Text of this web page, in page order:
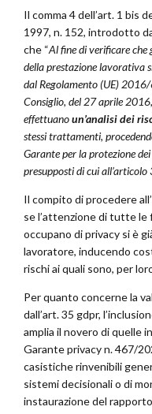
Il comma 4 dell’art. 1 bis
1997, n. 152, introdotto
che “Al fine di verificare
della prestazione lavorativa
dal Regolamento (UE)
Consiglio, del 27 aprile
effettuanoun’analisi dei
stessi trattamenti,
Garante per la protezione
presupposti di cui
Il compito di procedere
se l’attenzione di tutte le
occupano di privacy si è
lavoratore, inducendo
rischi ai quali sono, per
Per quanto concerne la
dall’art. 35 gdpr,
amplia il novero di quelle
Garante privacy n. 467/
casistiche rinvenibili
sistemi decisionali o di
instaurazione del